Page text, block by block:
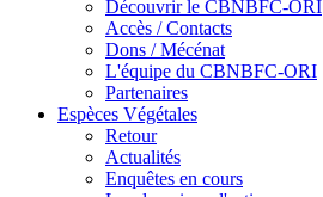
Découvrir le CBNBFC-ORI
Accès / Contacts
Dons / Mécénat
L'équipe du CBNBFC-ORI
Partenaires
Espèces Végétales
Retour
Actualités
Enquêtes en cours